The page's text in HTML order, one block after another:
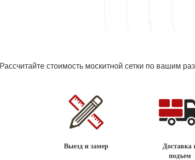
Рассчитайте стоимость москитной сетки по вашим
Выезд и замер
Доставка
подъем